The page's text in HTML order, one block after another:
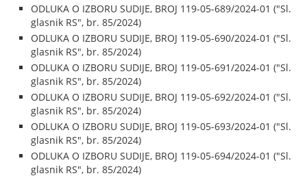
ODLUKA O IZBORU SUDIJE, BROJ 119-05-689/2024-01 ("Sl.
glasnik RS", br. 85/2024)
ODLUKA O IZBORU SUDIJE, BROJ 119-05-690/2024-01 ("Sl.
glasnik RS", br. 85/2024)
ODLUKA O IZBORU SUDIJE, BROJ 119-05-691/2024-01 ("Sl.
glasnik RS", br. 85/2024)
ODLUKA O IZBORU SUDIJE, BROJ 119-05-692/2024-01 ("Sl.
glasnik RS", br. 85/2024)
ODLUKA O IZBORU SUDIJE, BROJ 119-05-693/2024-01 ("Sl.
glasnik RS", br. 85/2024)
ODLUKA O IZBORU SUDIJE, BROJ 119-05-694/2024-01 ("Sl.
glasnik RS", br. 85/2024)